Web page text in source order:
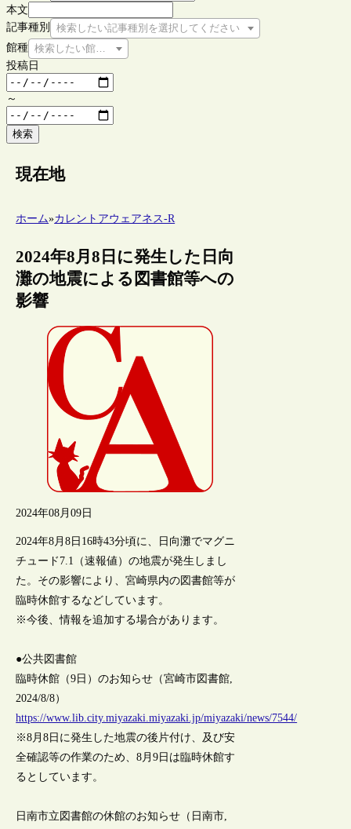
本文
記事種別
検索したい記事種別を選択してください
館種 検索したい館種を選択してください
投稿日
～
検索
現在地
ホーム»カレントアウェアネス-R
2024年8月8日に発生した日向
灘の地震による図書館等への
影響
2024年08月09日
2024年8月8日16時43分頃に、日向灘でマグニ
チュード7.1（速報値）の地震が発生しまし
た。その影響により、宮崎県内の図書館等が
臨時休館するなどしています。
※今後、情報を追加する場合があります。
●公共図書館
臨時休館（9日）のお知らせ（宮崎市図書館,
2024/8/8）
https://www.lib.city.miyazaki.miyazaki.jp/miyazaki/news/7544/
※8月8日に発生した地震の後片付け、及び安
全確認等の作業のため、8月9日は臨時休館す
るとしています。
日南市立図書館の休館のお知らせ（日南市,